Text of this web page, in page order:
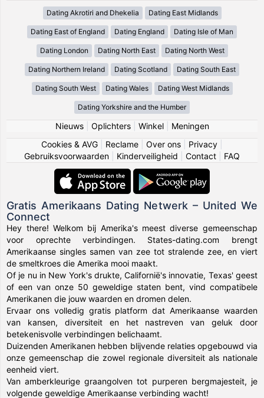
Dating Akrotiri and Dhekelia Dating East Midlands
Dating East of England Dating England Dating Isle of Man
Dating London Dating North East Dating North West
Dating Northern Ireland Dating Scotland Dating South East
Dating South West Dating Wales Dating West Midlands
Dating Yorkshire and the Humber
Nieuws| Oplichters| Winkel| Meningen
Cookies & AVG
Reclame Over ons Privacy
Gebruiksvoorwaarden
Kinderveiligheid Contact FAQ
Gratis Amerikaans Dating Netwerk – United We
Connect
Hey there! Welkom bij Amerika's meest diverse gemeenschap
voor oprechte verbindingen. States-dating.com brengt
Amerikaanse singles samen van zee tot stralende zee, en viert
de smeltkroes die Amerika mooi maakt.
Of je nu in New York's drukte, Californië's innovatie, Texas' geest
of een van onze 50 geweldige staten bent, vind compatibele
Amerikanen die jouw waarden en dromen delen.
Ervaar ons volledig gratis platform dat Amerikaanse waarden
van kansen, diversiteit en het nastreven van geluk door
betekenisvolle verbindingen belichaamt.
Duizenden Amerikanen hebben blijvende relaties opgebouwd via
onze gemeenschap die zowel regionale diversiteit als nationale
eenheid viert.
Van amberkleurige graangolven tot purperen bergmajesteit, je
volgende geweldige Amerikaanse verbinding wacht!